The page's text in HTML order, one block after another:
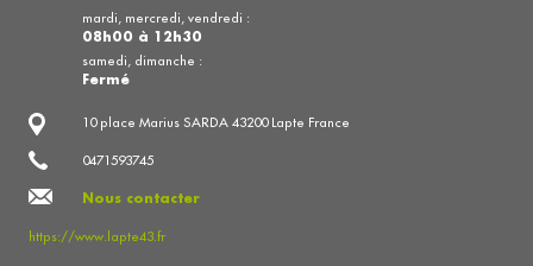
10 place Marius SARDA 43200 Lapte France
0471593745
Nous contacter
https://www.lapte43.fr
mardi, mercredi, vendredi :
08h00 à 12h30
samedi, dimanche :
Fermé